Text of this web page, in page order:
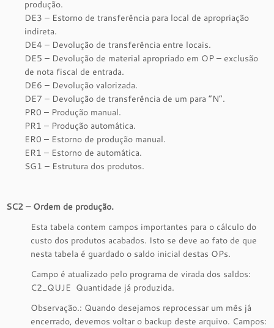
produção.
DE3 – Estorno de transferência para local de apropriação
indireta.
DE4 – Devolução de transferência entre locais.
DE5 – Devolução de material apropriado em OP – exclusão
de nota fiscal de entrada.
DE6 – Devolução valorizada.
DE7 – Devolução de transferência de um para “N”.
PR0 – Produção manual.
PR1 – Produção automática.
ER0 – Estorno de produção manual.
ER1 – Estorno de automática.
SG1 – Estrutura dos produtos.
SC2 – Ordem de produção.
Esta tabela contem campos importantes para o cálculo do
custo dos produtos acabados. Isto se deve ao fato de que
nesta tabela é guardado o saldo inicial destas OPs.
Campo é atualizado pelo programa de virada dos saldos:
C2_QUJE Quantidade já produzida.
Observação.: Quando desejamos reprocessar um mês já
encerrado, devemos voltar o backup deste arquivo. Campos: